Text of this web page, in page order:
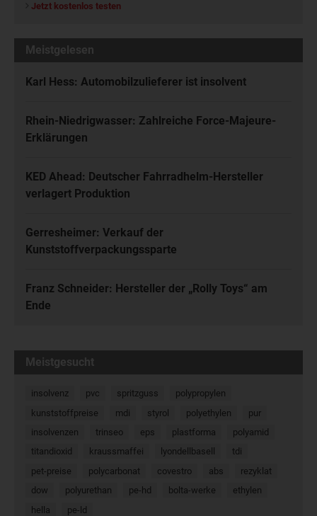
Jetzt kostenlos testen
Meistgelesen
Karl Hess: Automobilzulieferer ist insolvent
Rhein-Niedrigwasser: Zahlreiche Force-Majeure-
Erklärungen
KED Ahead: Deutscher Fahrradhelm-Hersteller
verlagert Produktion
Gerresheimer: Verkauf der
Kunststoffverpackungssparte
Franz Schneider: Hersteller der „Rolly Toys“ am
Ende
Meistgesucht
insolvenz pvc spritzguss
polypropylen
kunststoffpreise
mdi styrol polyethylen
pur
insolvenzen
trinseo eps plastforma
polyamid
titandioxid
kraussmaffei lyondellbasell
tdi
pet-preise
polycarbonat covestro abs
rezyklat
dow
polyurethan pe-hd bolta-werke
ethylen
hella
pe-ld